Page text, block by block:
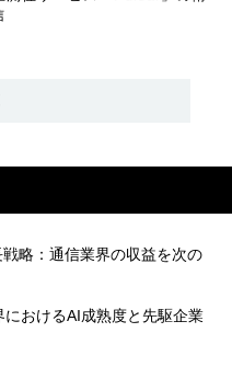
略：通信業界の収益を次の
におけるAI成熟度と先駆企業